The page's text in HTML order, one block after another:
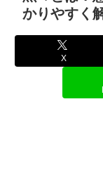
かりやすく
X